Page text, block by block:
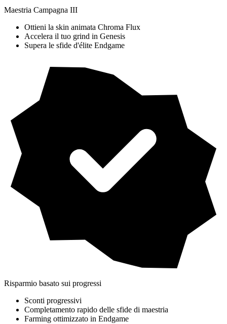
Maestria Campagna III
Ottieni la skin animata Chroma Flux
Accelera il tuo grind in Genesis
Supera le sfide d'élite Endgame
Risparmio basato sui progressi
Sconti progressivi
Completamento rapido delle sfide di maestria
Farming ottimizzato in Endgame